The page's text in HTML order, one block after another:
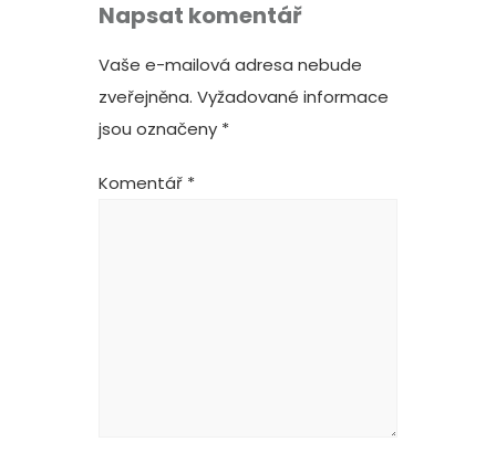
Napsat komentář
Vaše e-mailová adresa nebude
zveřejněna. Vyžadované informace
jsou označeny *
Komentář *